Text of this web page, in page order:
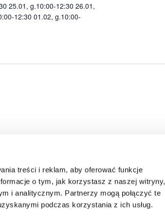
treści i reklam, aby oferować funkcje
o tym, jak korzystasz z naszej witryny,
i analitycznym. Partnerzy mogą połączyć te
podczas korzystania z ich usług.
25.01, g.10:00-12:30 26.01,
12:30 01.02, g.10:00-